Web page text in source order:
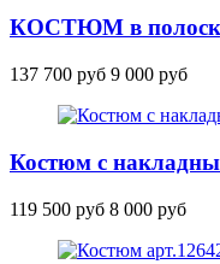
КОСТЮМ в
137 700 руб 9 000 руб
Костюм с
119 500 руб 8 000 руб